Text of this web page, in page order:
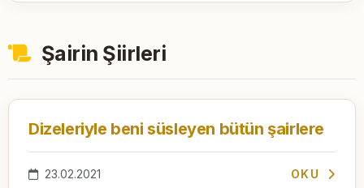
Şairin Şiirleri
Dizeleriyle beni süsleyen bütün şairlere
23.02.2021 OKU